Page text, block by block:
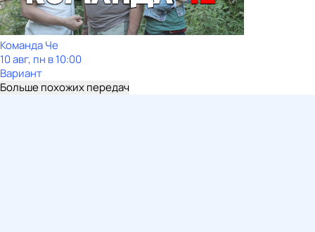
Команда Че
10 авг, пн в 10:00
Вариант
Больше похожих передач